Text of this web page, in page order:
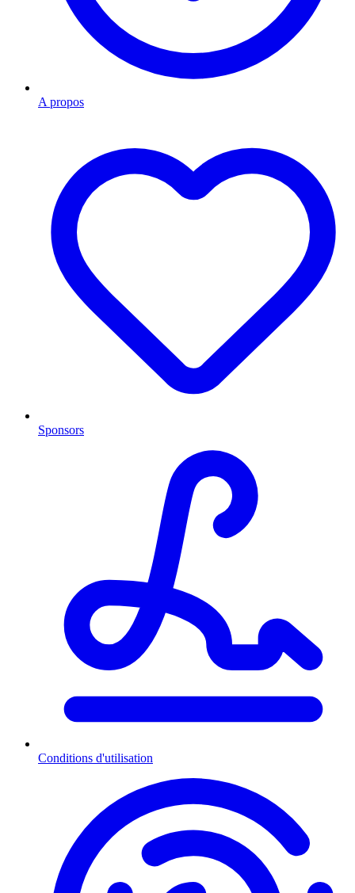
A propos
Sponsors
Conditions d'utilisation